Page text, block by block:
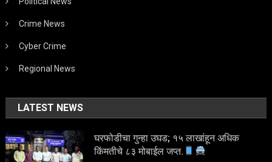
Crime News
Cyber Crime
Regional News
LATEST NEWS
घरफोडीचा गुन्हा उघड; १५ लाखांहून अधिक
किंमतीचे ८३ मोबाईल जप्त.